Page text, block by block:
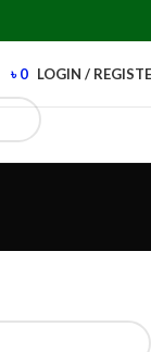
৳0 LOGIN /